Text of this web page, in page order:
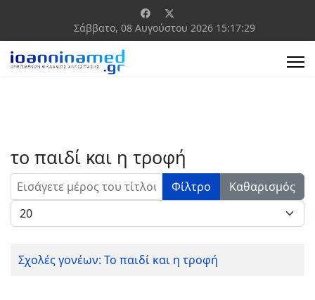
Σάββατο, 08 Αυγούστου 2026 15:17:29
το παιδί και η τροφή
Εισάγετε μέρος του τίτλου. Φίλτρο
Καθαρισμός
Εμφάνιση #
Σχολές γονέων: Το παιδί και η τροφή